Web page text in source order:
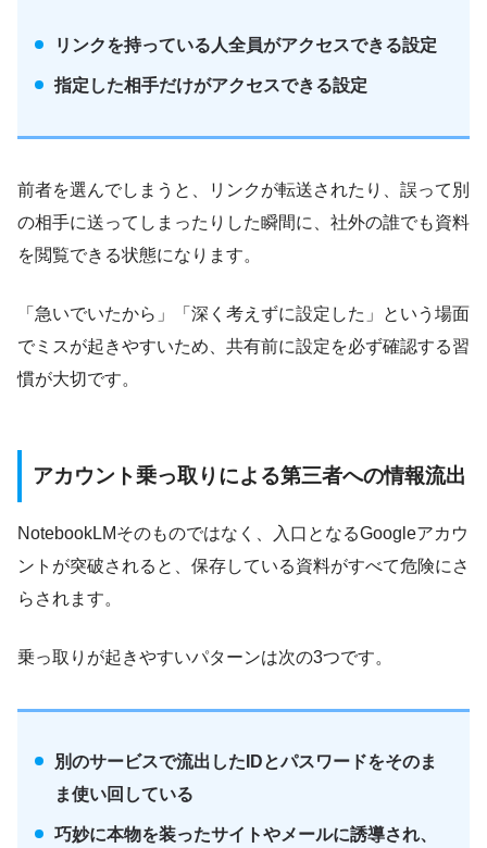
リンクを持っている人全員がアクセスできる設定
指定した相手だけがアクセスできる設定
前者を選んでしまうと、リンクが転送されたり、誤って別
の相手に送ってしまったりした瞬間に、社外の誰でも資料
を閲覧できる状態になります。
「急いでいたから」「深く考えずに設定した」という場面
でミスが起きやすいため、共有前に設定を必ず確認する習
慣が大切です。
アカウント乗っ取りによる第三者への情報流出
NotebookLMそのものではなく、入口となるGoogleアカウ
ントが突破されると、保存している資料がすべて危険にさ
らされます。
乗っ取りが起きやすいパターンは次の3つです。
別のサービスで流出したIDとパスワードをそのま
ま使い回している
巧妙に本物を装ったサイトやメールに誘導され、